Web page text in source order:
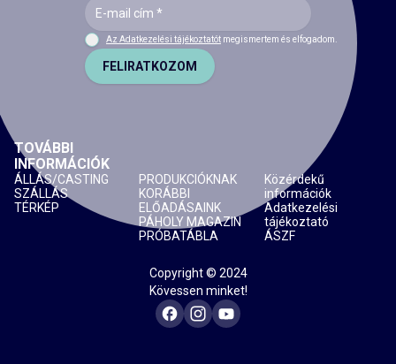
Copyright © 2024
Kövessen minket!
TOVÁBBI
INFORMÁCIÓK
ÁLLÁS/CASTING
SZÁLLÁS
TÉRKÉP
PRODUKCIÓKNAK
KORÁBBI
ELŐADÁSAINK
PÁHOLY MAGAZIN
PRÓBATÁBLA
Közérdekű
információk
Adatkezelési
tájékoztató
ÁSZF
Az Adatkezelési tájékoztatót megismertem és elfogadom.
FELIRATKOZOM